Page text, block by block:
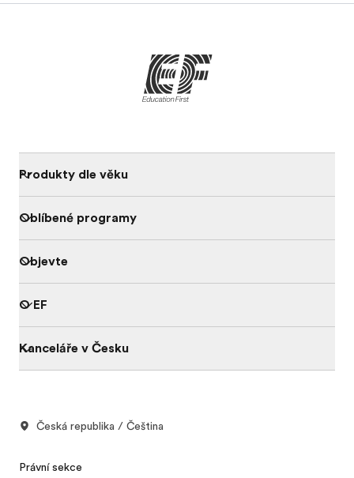
Produkty dle věku
Oblíbené programy
Objevte
O EF
Kanceláře v Česku
Česká republika / Čeština
Právní sekce